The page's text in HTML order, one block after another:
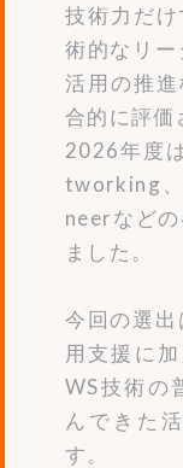
技術力だ
術的なリ
活用の推
合的に評価
2026年度
tworking
neerなど
ました。
今回の選出
用支援に
WS技術の
んできた
す。